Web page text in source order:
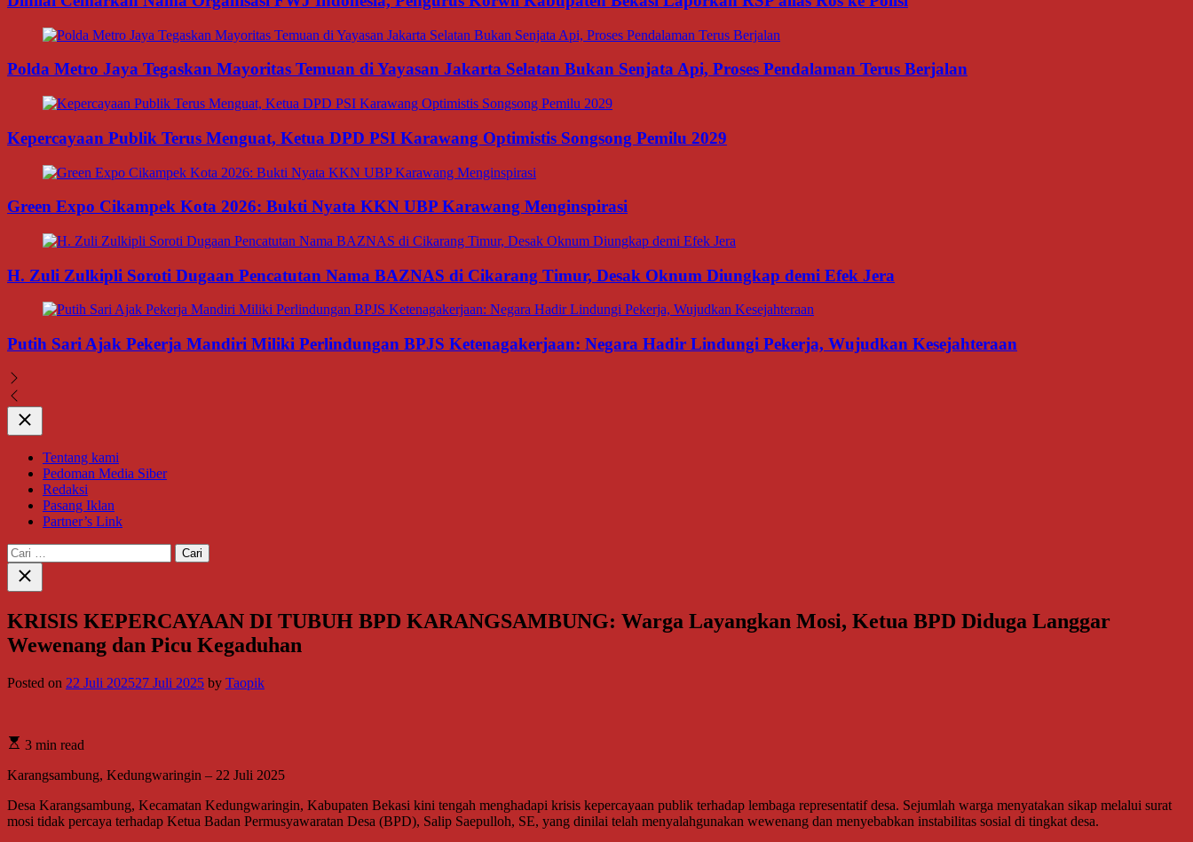
Polda Metro Jaya Tegaskan Mayoritas Temuan di Yayasan Jakarta Selatan Bukan Senjata Api, Proses Pendalaman Terus Berjalan
Kepercayaan Publik Terus Menguat, Ketua DPD PSI Karawang Optimistis Songsong Pemilu 2029
Green Expo Cikampek Kota 2026: Bukti Nyata KKN UBP Karawang Menginspirasi
H. Zuli Zulkipli Soroti Dugaan Pencatutan Nama BAZNAS di Cikarang Timur, Desak Oknum Diungkap demi Efek Jera
Putih Sari Ajak Pekerja Mandiri Miliki Perlindungan BPJS Ketenagakerjaan: Negara Hadir Lindungi Pekerja, Wujudkan Kesejahteraan
Close
Tentang kami
Pedoman Media Siber
Redaksi
Pasang Iklan
Partner’s Link
Cari
untuk:
Close
search
KRISIS KEPERCAYAAN DI TUBUH BPD KARANGSAMBUNG: Warga Layangkan Mosi, Ketua BPD Diduga Langgar
Wewenang dan Picu Kegaduhan
Posted on 22 Juli 202527 Juli 2025 by Taopik
3 min read
Karangsambung, Kedungwaringin – 22 Juli 2025
Desa Karangsambung, Kecamatan Kedungwaringin, Kabupaten Bekasi kini tengah menghadapi krisis kepercayaan publik terhadap lembaga representatif desa. Sejumlah warga menyatakan sikap melalui surat
mosi tidak percaya terhadap Ketua Badan Permusyawaratan Desa (BPD), Salip Saepulloh, SE, yang dinilai telah menyalahgunakan wewenang dan menyebabkan instabilitas sosial di tingkat desa.